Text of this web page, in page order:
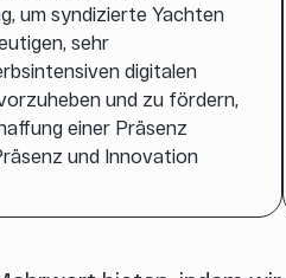
um syndizierte Yachten
sehr
digitalen
und zu fördern,
einer Präsenz
und Innovation